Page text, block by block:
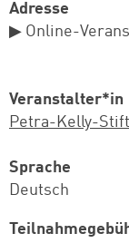
Adresse
▶ Online-
Veranstalter*in
Petra-Kelly-
Sprache
Deutsch